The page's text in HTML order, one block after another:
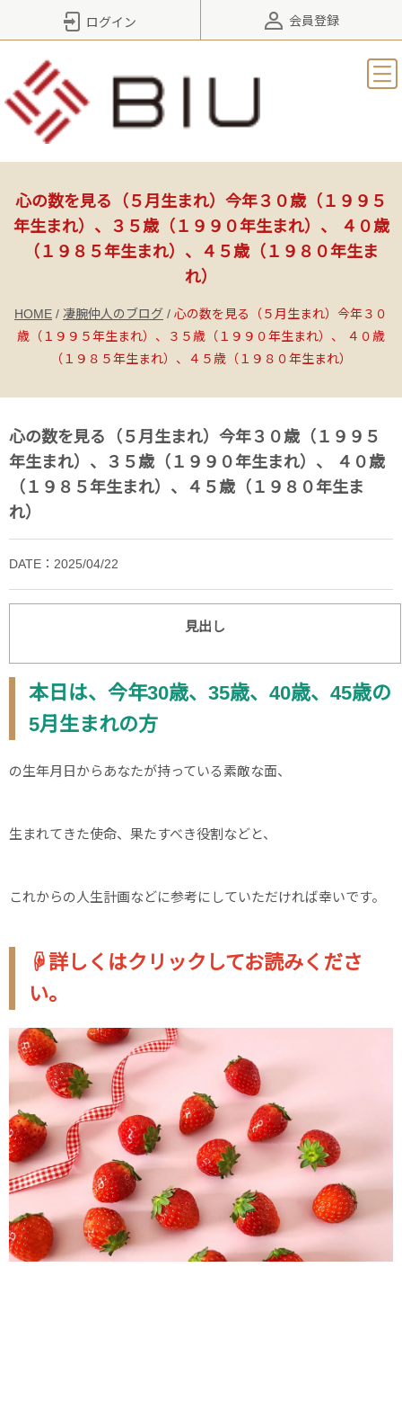
ログイン 会員登録
心の数を見る（５月生まれ）今年３０歳（１９９５
年生まれ）、３５歳（１９９０年生まれ）、 ４０歳
（１９８５年生まれ）、４５歳（１９８０年生ま
れ）
HOME / 凄腕仲人のブログ / 心の数を見る（５月生まれ）今年３０
歳（１９９５年生まれ）、３５歳（１９９０年生まれ）、 ４０歳
（１９８５年生まれ）、４５歳（１９８０年生まれ）
心の数を見る（５月生まれ）今年３０歳（１９９５
年生まれ）、３５歳（１９９０年生まれ）、 ４０歳
（１９８５年生まれ）、４５歳（１９８０年生ま
れ）
DATE：2025/04/22
見出し
本日は、今年30歳、35歳、40歳、45歳の
5月生まれの方
の生年月日からあなたが持っている素敵な面、
生まれてきた使命、果たすべき役割などと、
これからの人生計画などに参考にしていただければ幸いです。
☟詳しくはクリックしてお読みくださ
い。